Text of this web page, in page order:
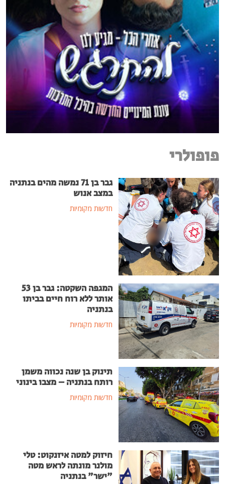
פופולרי
גבר בן 71 נמשה מהים בנתניה
במצב אנוש
חדשות מקומיות
המגפה השקטה: גבר בן 53
אותר ללא רוח חיים בביתו
בנתניה
חדשות מקומיות
תינוק בן שנה נכווה משמן
רותח בנתניה – מצבו בינוני
חדשות מקומיות
חיזוק למטה איזנקוט: טלי
מולנר מונתה לראש מטה
"ישר" בנתניה